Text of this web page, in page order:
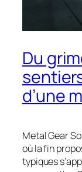
Du
d’une
Metal Gear
où la fin
typiques